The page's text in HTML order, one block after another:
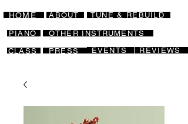
ABOUT
PIANO
OTHER INSTRUMENTS
CLASS
TUNE & REBUILD
EVENTS
PRESS
HOME
REVIEWS